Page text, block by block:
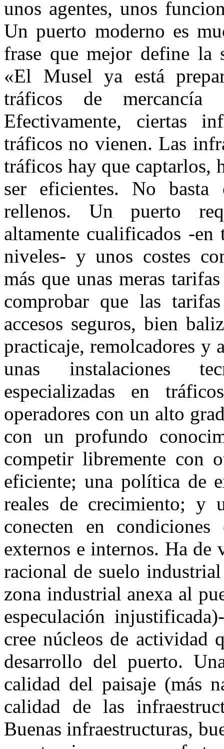
unos agentes, unos
Un puerto moderno es
frase que mejor define la
«El Musel ya está
tráficos de mercancía
Efectivamente, ciertas
tráficos no vienen. Las
tráficos hay que captarlos,
ser eficientes. No basta
rellenos. Un puerto
altamente cualificados -
niveles- y unos costes
más que unas meras
comprobar que las
accesos seguros, bien
practicaje, remolcadores y
unas instalaciones
especializadas en
operadores con un alto
con un profundo
competir libremente con
eficiente; una política de
reales de crecimiento; y
conecten en
externos e internos. Ha de
racional de suelo
zona industrial anexa al
especulación
cree núcleos de actividad
desarrollo del puerto.
calidad del paisaje (más
calidad de las
Buenas infraestructuras,